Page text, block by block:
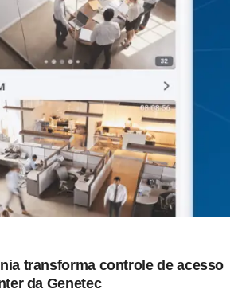
transforma controle de acesso
da Genetec